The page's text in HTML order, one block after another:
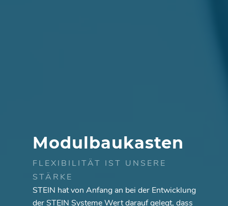
Modulbaukasten
FLEXIBILITÄT IST UNSERE
STÄRKE
STEIN hat von Anfang an bei der Entwicklung
der STEIN Systeme Wert darauf gelegt, dass